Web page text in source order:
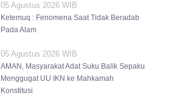
05 Agustus 2026 WIB
Ketemuq : Fenomena Saat Tidak Beradab
Pada Alam
05 Agustus 2026 WIB
AMAN, Masyarakat Adat Suku Balik Sepaku
Menggugat UU IKN ke Mahkamah
Konstitusi